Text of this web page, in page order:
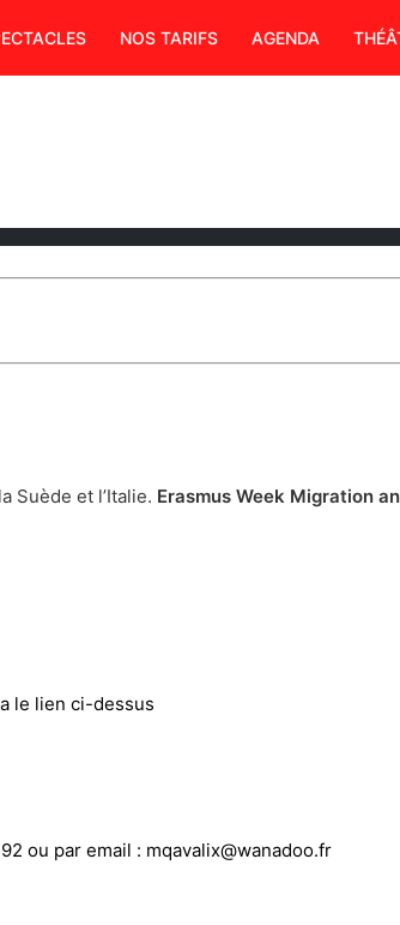
NOS TARIFS AGENDA
Suède et l’Italie. Erasmus Week Migration
le lien ci-dessus
ou par email : mqavalix@wanadoo.fr